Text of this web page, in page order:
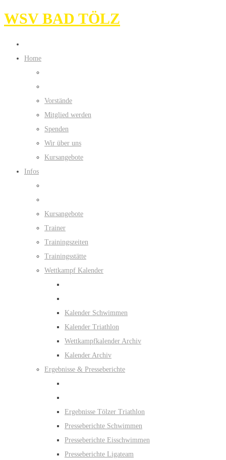
WSV BAD TÖLZ
Home
Vorstände
Mitglied werden
Spenden
Wir über uns
Kursangebote
Infos
Kursangebote
Trainer
Trainingszeiten
Trainingsstätte
Wettkampf Kalender
Kalender Schwimmen
Kalender Triathlon
Wettkampfkalender Archiv
Kalender Archiv
Ergebnisse & Presseberichte
Ergebnisse Tölzer Triathlon
Presseberichte Schwimmen
Presseberichte Eisschwimmen
Presseberichte Ligateam